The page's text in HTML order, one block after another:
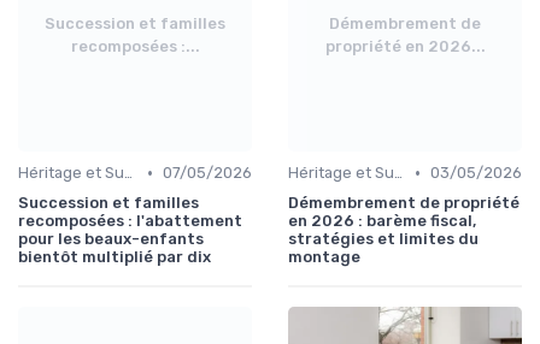
Succession et familles
recomposées :...
Héritage et Succession • 07/05/2026
Succession et familles
recomposées : l'abattement
pour les beaux-enfants
bientôt multiplié par dix
Démembrement de
propriété en 2026...
Héritage et Succession • 03/05/2026
Démembrement de propriété
en 2026 : barème fiscal,
stratégies et limites du
montage